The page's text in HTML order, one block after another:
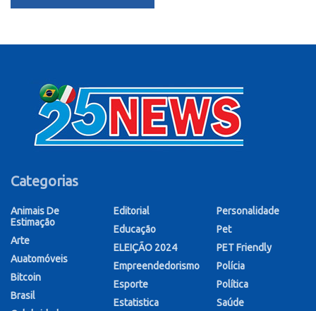
Categorias
Animais De
Estimação
Arte
Auatomóveis
Bitcoin
Brasil
Editorial
Educação
ELEIÇÃO 2024
Empreendedorismo
Esporte
Estatistica
Personalidade
Pet
PET Friendly
Polícia
Política
Saúde